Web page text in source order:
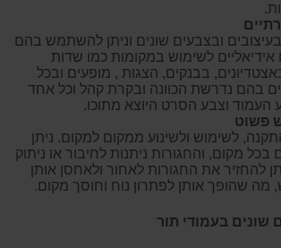
ובצבעים שונים וניתן להשתמש בהם
אידיאליים לשימוש במקומות כמו שדות
בבנקים, הצגות , מופעים ובכל
בהם נדרשת הכוונה ובקרת קהל וכל אחד
העמוד וצבע הסרט היוצא מתוכו.
פשוט
לשימוש ולשינוע ממקום למקום. ניתן
מקום, והחגורות ניתנות לחיבור או ניתוק
להחזיר את החגורות לאחור ולאחסן אותן
מה שהופך אותן לפתרון נוח וחוסך מקום.
שונים בעמודי תור